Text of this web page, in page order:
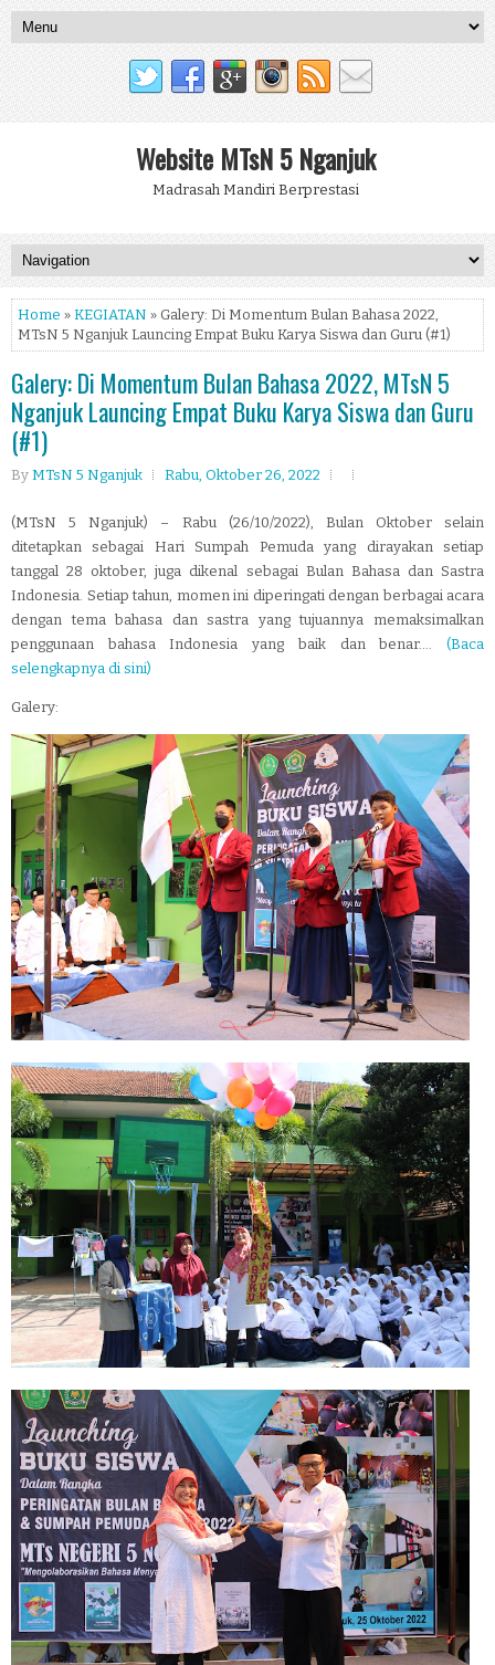
Website MTsN 5 Nganjuk
Madrasah Mandiri Berprestasi
Home » KEGIATAN » Galery: Di Momentum Bulan Bahasa 2022,
MTsN 5 Nganjuk Launcing Empat Buku Karya Siswa dan Guru (#1)
Galery: Di Momentum Bulan Bahasa 2022, MTsN 5
Nganjuk Launcing Empat Buku Karya Siswa dan Guru
(#1)
By MTsN 5 Nganjuk Rabu, Oktober 26, 2022
(MTsN 5 Nganjuk) – Rabu (26/10/2022), Bulan Oktober selain
ditetapkan sebagai Hari Sumpah Pemuda yang dirayakan setiap
tanggal 28 oktober, juga dikenal sebagai Bulan Bahasa dan Sastra
Indonesia. Setiap tahun, momen ini diperingati dengan berbagai acara
dengan tema bahasa dan sastra yang tujuannya memaksimalkan
penggunaan bahasa Indonesia yang baik dan benar.... (Baca
selengkapnya di sini)
Galery: